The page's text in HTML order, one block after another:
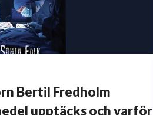
Bertil Fredholm
upptäcks och varför